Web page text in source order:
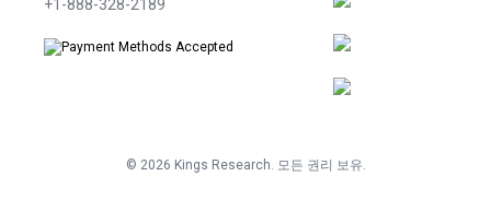
+1-888-328-2189
© 2026 Kings Research. 모든 권리 보유.